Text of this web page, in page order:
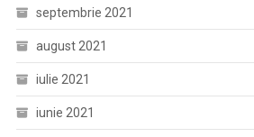
septembrie 2021
august 2021
iulie 2021
iunie 2021